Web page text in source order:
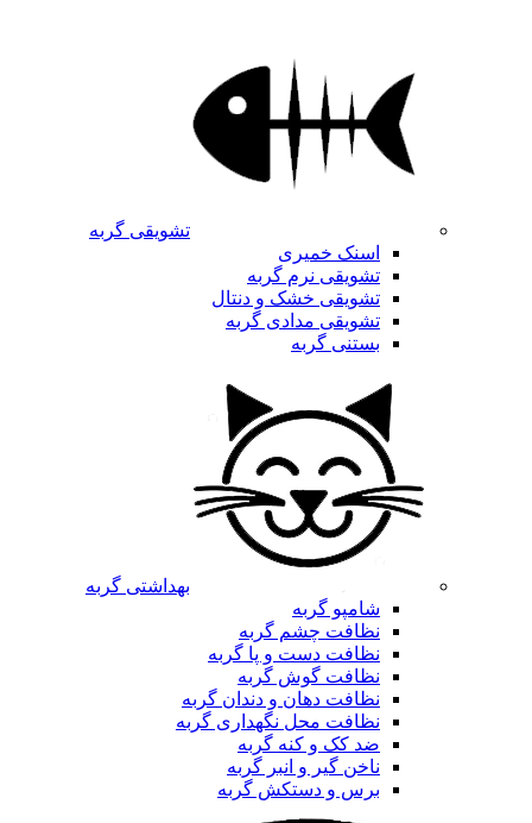
تشویقی گربه
اسنک خمیری
تشویقی نرم گربه
تشویقی خشک و دنتال
تشویقی مدادی گربه
بستنی گربه
بهداشتی گربه
شامپو گربه
نظافت چشم گربه
نظافت دست و پا گربه
نظافت گوش گربه
نظافت دهان و دندان گربه
نظافت محل نگهداری گربه
ضد کک و کنه گربه
ناخن گیر و انبر گربه
برس و دستکش گربه